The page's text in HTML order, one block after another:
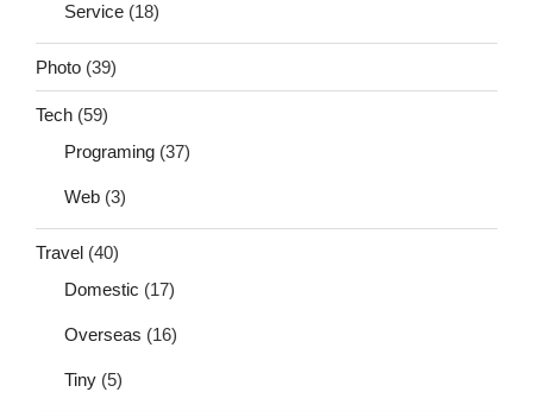
Service (18)
Photo (39)
Tech (59)
Programing (37)
Web (3)
Travel (40)
Domestic (17)
Overseas (16)
Tiny (5)